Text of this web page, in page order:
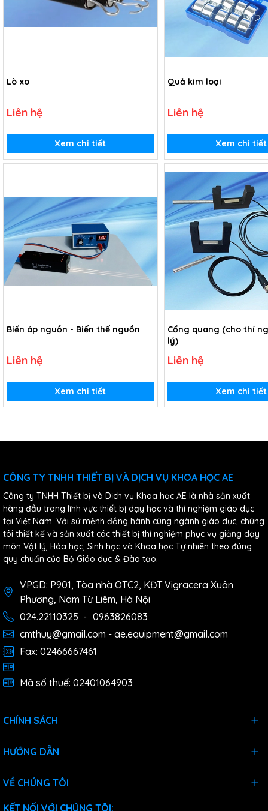
Lò xo
Liên hệ
Xem chi tiết
Quả kim loại
Liên hệ
Xem chi tiết
Biến áp nguồn - Biến thế nguồn
Liên hệ
Xem chi tiết
Cổng quang (cho thí
lý)
Liên hệ
Xem chi tiết
CÔNG TY TNHH THIẾT BỊ VÀ DỊCH VỤ KHOA HỌC AE
Công ty TNHH Thiết bị và Dịch vụ Khoa học AE là nhà sản xuất
hàng đầu trong lĩnh vực thiết bị dạy học và thí nghiệm giáo dục
tại Việt Nam. Với sứ mệnh đồng hành cùng ngành giáo dục, chúng
tôi thiết kế và sản xuất các thiết bị thí nghiệm phục vụ giảng dạy
môn Vật lý, Hóa học, Sinh học và Khoa học Tự nhiên theo đúng
quy chuẩn của Bộ Giáo dục & Đào tạo.
VPGD: P901, Tòa nhà OTC2, KĐT Vigracera Xuân
Phương, Nam Từ Liêm, Hà Nội
024.22110325 - 0963826083
cmthuy@gmail.com - ae.equipment@gmail.com
Fax: 02466667461
Mã số thuế: 02401064903
CHÍNH SÁCH
HƯỚNG DẪN
VỀ CHÚNG TÔI
KẾT NỐI VỚI CHÚNG TÔI: